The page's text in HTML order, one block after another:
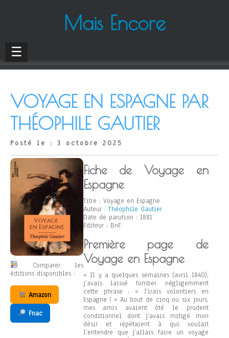
Mais Encore
☰
VOYAGE EN ESPAGNE PAR
THÉOPHILE GAUTIER
Posté le : 3 octobre 2025
Comparer les
éditions disponibles :
Amazon
Fnac
Fiche de Voyage en
Espagne
Titre : Voyage en Espagne
Auteur :Théophile Gautier
Date de parution : 1881
Editeur : BnF
Première page de
Voyage en Espagne
« Il y a quelques semaines (avril 1840),
j’avais laissé tomber négligemment
cette phrase : « J’irais volontiers en
Espagne ! » Au bout de cinq ou six jours,
mes amis avaient ôté le prudent
conditionnel dont j’avais mitigé mon
désir et répétaient à qui voulait
l’entendre que j’allais faire un voyage